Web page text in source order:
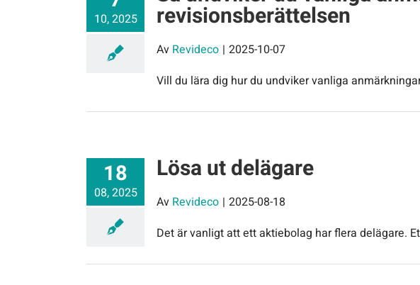
10, 2025 revisionsberättelsen
Av Revideco | 2025-10-07
Vill du lära dig hur du undviker vanliga
18
08, 2025
Lösa ut delägare
Av Revideco | 2025-08-18
Det är vanligt att ett aktiebolag har flera delägare.